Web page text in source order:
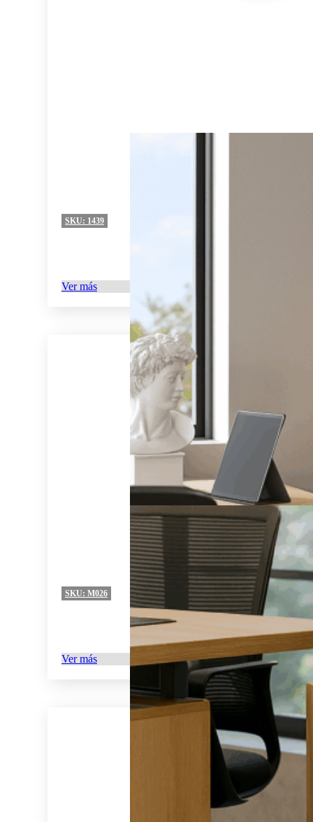
SKU: 1439
Ver más
SKU: M026
Ver más